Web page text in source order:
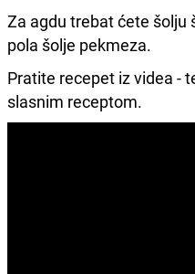
Za agdu trebat ćete šolju
pola šolje pekmeza.
Pratite recepet iz videa -
slasnim receptom.